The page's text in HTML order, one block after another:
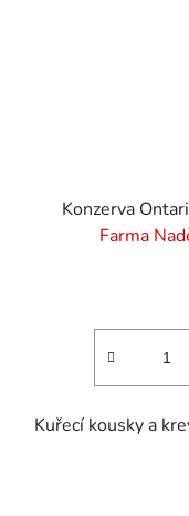
Konzerva
Farma
Kuřecí kousky a